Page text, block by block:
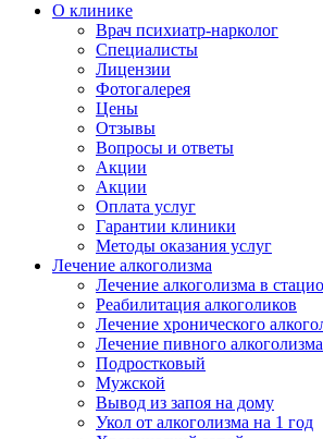
О клинике
Врач психиатр-нарколог
Специалисты
Лицензии
Фотогалерея
Цены
Отзывы
Вопросы и ответы
Акции
Акции
Оплата услуг
Гарантии клиники
Методы оказания услуг
Лечение алкоголизма
Лечение алкоголизма в
Реабилитация алкоголиков
Лечение хронического
Лечение пивного алкоголизма
Подростковый
Мужской
Вывод из запоя на дому
Укол от алкоголизма на 1 год